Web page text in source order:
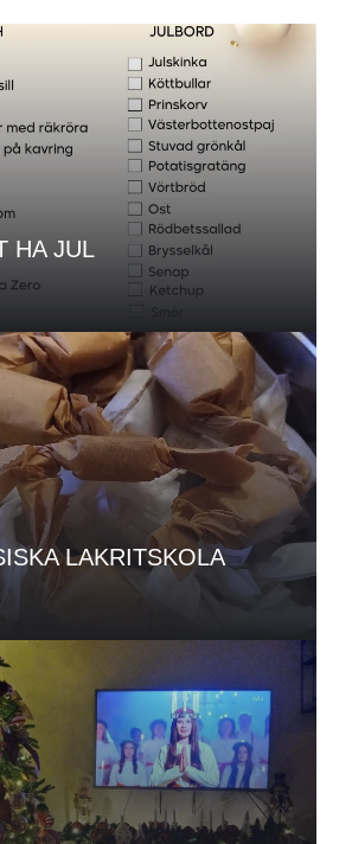
HA JUL
LAKRITSKOLA